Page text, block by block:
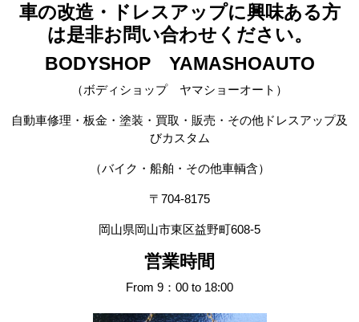
車の改造・ドレスアップに興味ある方
は是非お問い合わせください。
BODYSHOP YAMASHOAUTO
（ボディショップ ヤマショーオート）
自動車修理・板金・塗装・買取・販売・その他ドレスアップ及
びカスタム
（バイク・船舶・その他車輌含）
〒704-8175
岡山県岡山市東区益野町608-5
営業時間
From 9：00 to 18:00